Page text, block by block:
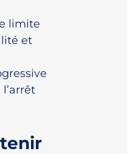
limite
et